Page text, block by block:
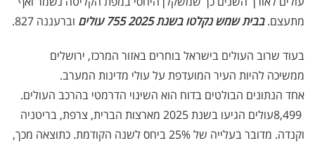
מתעצם.בבית שמש נקלטו בשנת 2025 755 עולים וברעננה 827.
בעוד שרוב העולים בישראל בוחרים באזור המרכז, ירושלים
ממשיכה להיות העיר המועדפת על עולי מדינות המערב.
אחד הנתונים הבולטים בדוח הוא השינוי הדרמטי בהרכב העולים.
8,499
עולים הגיעו בשנת 2025 מארצות הברית, צרפת, בריטניה
וקנדה. מדובר בעלייה של 25% ביחס לשנה הקודמת
. כתוצאה מכך,